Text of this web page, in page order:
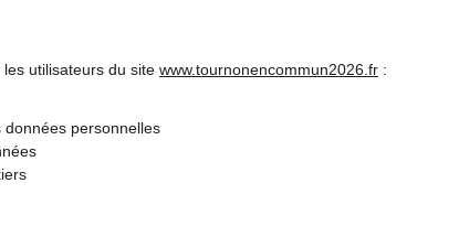
utilisateurs du site www.tournonencommun2026.fr :
personnelles